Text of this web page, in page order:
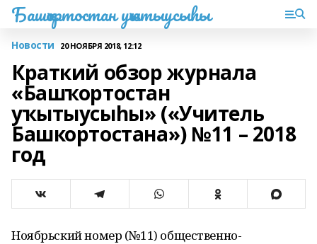
Башҡортостан уҡытыусыһы
Новости 20 НОЯБРЯ 2018, 12:12
Краткий обзор журнала
«Башҡортостан
уҡытыусыһы» («Учитель
Башкортостана») №11 – 2018
год
Ноябрьский номер (№11) общественно-